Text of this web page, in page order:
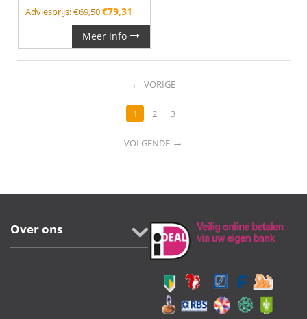
Adviesprijs:€69,50€79,31
Meer info
← VORIGE
1 2 3
VOLGENDE →
Over ons